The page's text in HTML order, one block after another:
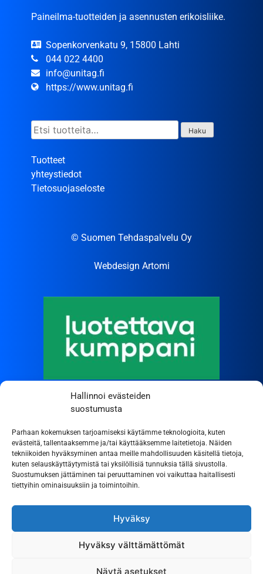
Hallinnoi evästeiden
suostumusta
Parhaan kokemuksen tarjoamiseksi käytämme teknologioita, kuten
evästeitä, tallentaaksemme ja/tai käyttääksemme laitetietoja. Näiden
tekniikoiden hyväksyminen antaa meille mahdollisuuden käsitellä tietoja,
kuten selauskäyttäytymistä tai yksilöllisiä tunnuksia tällä sivustolla.
Suostumuksen jättäminen tai peruuttaminen voi vaikuttaa haitallisesti
tiettyihin ominaisuuksiin ja toimintoihin.
Hyväksy
Hyväksy välttämättömät
Näytä asetukset
Paineilma-tuotteiden ja asennusten erikoisliike.
Sopenkorvenkatu 9, 15800 Lahti
044 022 4400
info@unitag.fi
https://www.unitag.fi
Etsi: Haku
Tuotteet
yhteystiedot
Tietosuojaseloste
© Suomen Tehdaspalvelu Oy
Webdesign Artomi